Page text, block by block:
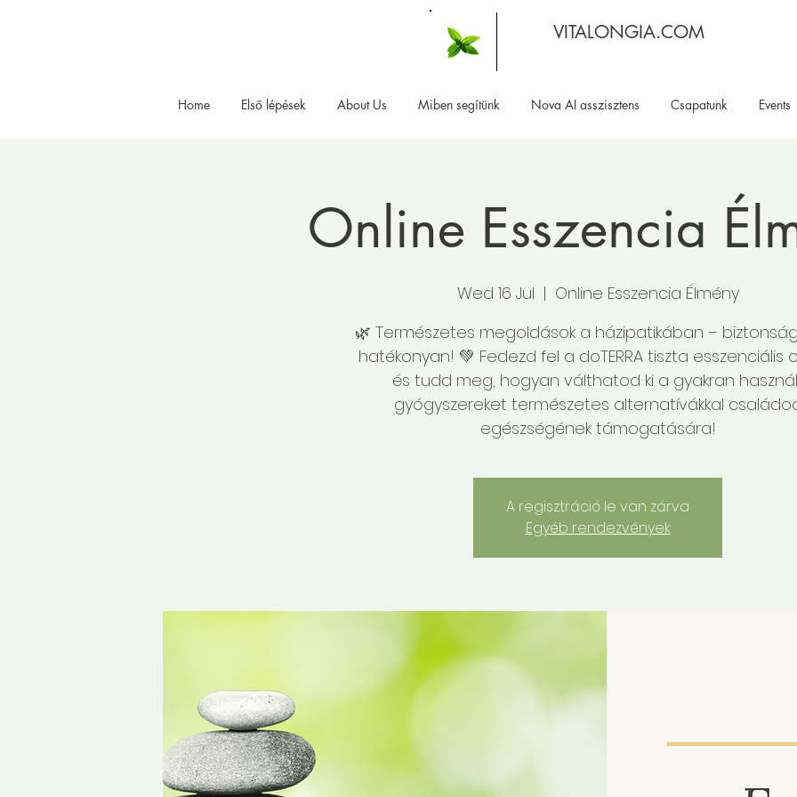
VITALONGIA.COM
Home Első lépések About Us Miben segítünk Nova AI asszisztens Csapatunk Events
Online Esszencia
Wed 16 Jul
  |
Online Esszencia Élmény
🌿 Természetes megoldások a házipatikában –
hatékonyan! 💚 Fedezd fel a doTERRA tiszta esszenciális
és tudd meg, hogyan válthatod ki a gyakran
gyógyszereket természetes alternatívákkal
egészségének támogatására!
A regisztráció le van zárva
Egyéb rendezvények